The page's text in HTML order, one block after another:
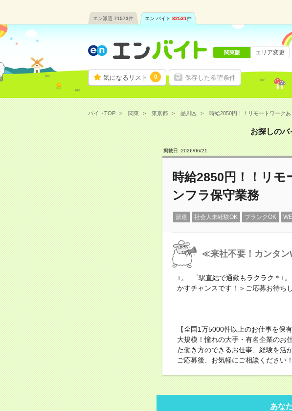
エン派遣 71573件 エン バイト 82531件
気になるリスト 0 保存した希望条件
関東版 エリア変更
バイトTOP 関東 東京都 品川区 時給2850円！！リモートワーク
お探しのバ
掲載日 :2026/06/21
時給2850円！！リ
ンフラ保守業務
派遣 社会人未経験OK ブランクOK
≪来社不要！カンタン
+。:.゜駅直結で通勤もラクラク＊+
かすチャンスです！＞ご応募お待ち
【全国1万5000件以上のお仕事を保
大規模！憧れの大手・有名企業のお
た働き方のできるお仕事、経験を活
ご応募後、お気軽にご相談ください！
あな